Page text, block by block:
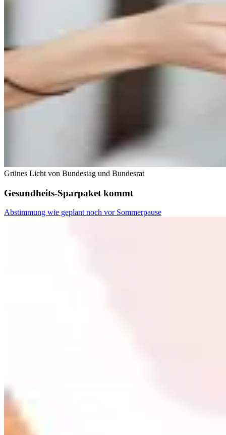
Grünes Licht von Bundestag und Bundesrat
Gesundheits-Sparpaket kommt
Abstimmung wie geplant noch vor Sommerpause